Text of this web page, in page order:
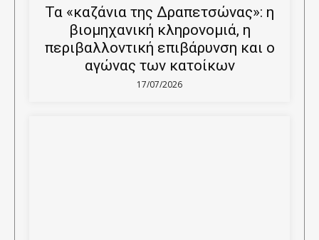
Τα «καζάνια της Δραπετσώνας»: η
βιομηχανική κληρονομιά, η
περιβαλλοντική επιβάρυνση και ο
αγώνας των κατοίκων
17/07/2026